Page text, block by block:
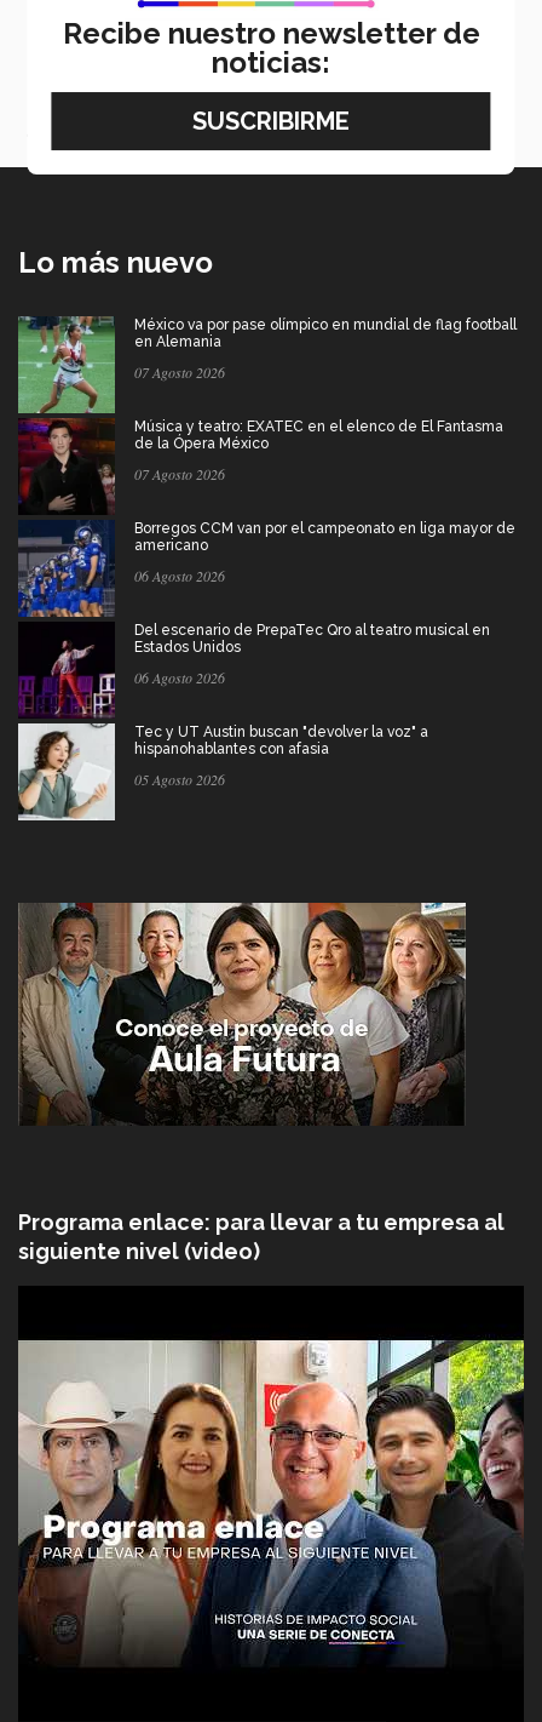
Lo más nuevo
México va por pase olímpico en mundial de flag football
en Alemania
07 Agosto 2026
Música y teatro: EXATEC en el elenco de El Fantasma
de la Ópera México
07 Agosto 2026
Borregos CCM van por el campeonato en liga mayor de
americano
06 Agosto 2026
Del escenario de PrepaTec Qro al teatro musical en
Estados Unidos
06 Agosto 2026
Tec y UT Austin buscan "devolver la voz" a
hispanohablantes con afasia
05 Agosto 2026
Programa enlace: para llevar a tu empresa al
siguiente nivel (video)
Recibe nuestro newsletter de
noticias: